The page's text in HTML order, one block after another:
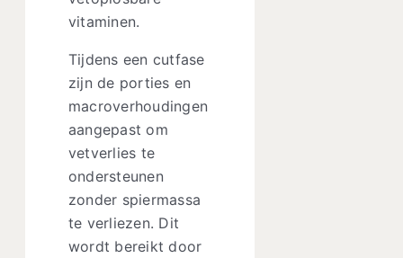
vitaminen.
Tijdens een cutfase
zijn de porties en
macroverhoudingen
aangepast om
vetverlies te
ondersteunen
zonder spiermassa
te verliezen. Dit
wordt bereikt door